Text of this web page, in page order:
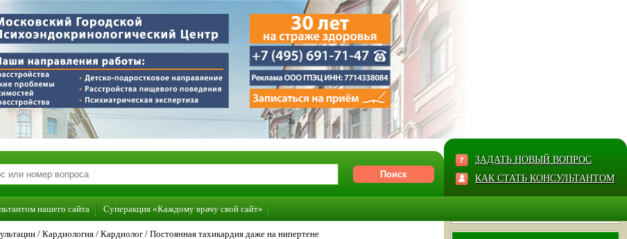
ЗАДАТЬ НОВЫЙ ВОПРОС
КАК СТАТЬ КОНСУЛЬТАНТОМ
нашего сайта Суперакция «Каждому врачу свой сайт»
/ Кардиология / Кардиолог / Постоянная тахикардия даже на нипертене